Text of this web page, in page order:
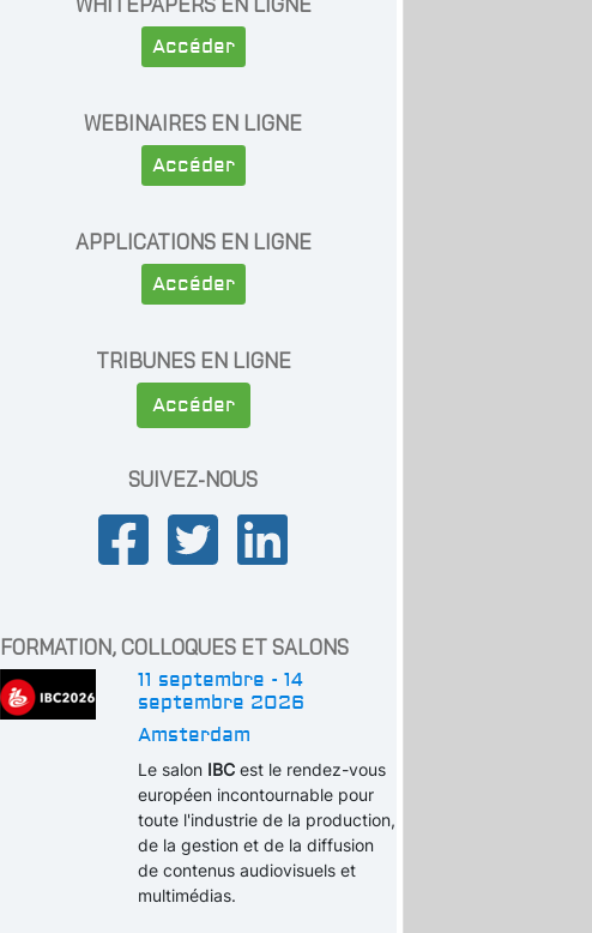
Accéder
WEBINAIRES EN LIGNE
Accéder
APPLICATIONS EN LIGNE
Accéder
TRIBUNES EN LIGNE
Accéder
SUIVEZ-NOUS
FORMATION, COLLOQUES ET SALONS
11 septembre - 14
septembre 2026
Amsterdam
Le salonIBC est le rendez-vous
européen incontournable pour
toute l'industrie de la production,
de la gestion et de la diffusion
de contenus audiovisuels et
multimédias.